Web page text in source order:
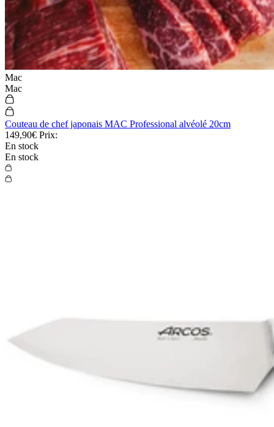
Mac
Mac
Couteau de chef japonais MAC Professional alvéolé 20cm
149,90€ Prix:
En stock
En stock